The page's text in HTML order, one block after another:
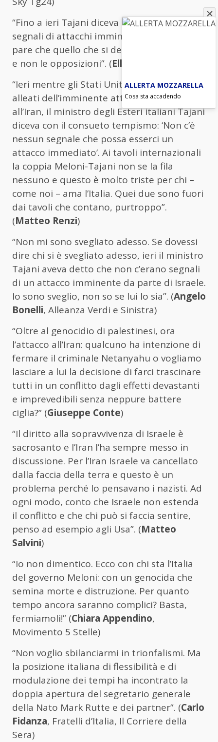
“Fino a ieri Tajani diceva che non c’erano
segnali di attacchi imminenti. Quindi mi
pare che quello che si deve svegliare sia lui
e non le opposizioni”. (Elly Schlein
“Ieri mentre gli Stati Uniti informavano gli
alleati dell’imminente attacco israeliano
all’Iran, il ministro degli Esteri italiani Tajani
diceva con il consueto tempismo: ‘Non c’è
nessun segnale che possa esserci un
attacco immediato’. Ai tavoli internazionali
la coppia Meloni-Tajani non se la fila
nessuno e questo è molto triste per chi –
come noi – ama l’Italia. Quei due sono fuori
dai tavoli che contano, purtroppo”.
(Matteo Renzi)
“Non mi sono svegliato adesso. Se dovessi
dire chi si è svegliato adesso, ieri il ministro
Tajani aveva detto che non c’erano segnali
di un attacco imminente da parte di Israele.
Io sono sveglio, non so se lui lo sia”. (Angelo
Bonelli, Alleanza Verdi e Sinistra)
“Oltre al genocidio di palestinesi, ora
l’attacco all’Iran: qualcuno ha intenzione di
fermare il criminale Netanyahu o vogliamo
lasciare a lui la decisione di farci trascinare
tutti in un conflitto dagli effetti devastanti
e imprevedibili senza neppure battere
ciglia?” (Giuseppe Conte)
“Il diritto alla sopravvivenza di Israele è
sacrosanto e l’Iran l’ha sempre messo in
discussione. Per l’Iran Israele va cancellato
dalla faccia della terra e questo è un
problema perché lo pensavano i nazisti. Ad
ogni modo, conto che Israele non estenda
il conflitto e che chi può si faccia sentire,
penso ad esempio agli Usa”. (Matteo
Salvini)
“Io non dimentico. Ecco con chi sta l’Italia
del governo Meloni: con un genocida che
semina morte e distruzione. Per quanto
tempo ancora saranno complici? Basta,
fermiamoli!” (Chiara Appendino,
Movimento 5 Stelle)
“Non voglio sbilanciarmi in trionfalismi. Ma
la posizione italiana di flessibilità e di
modulazione dei tempi ha incontrato la
doppia apertura del segretario generale
della Nato Mark Rutte e dei partner”. (Carlo
Fidanza, Fratelli d’Italia, Il Corriere della
Sera)
ALLERTA MOZZARELLA
Cosa sta accadendo